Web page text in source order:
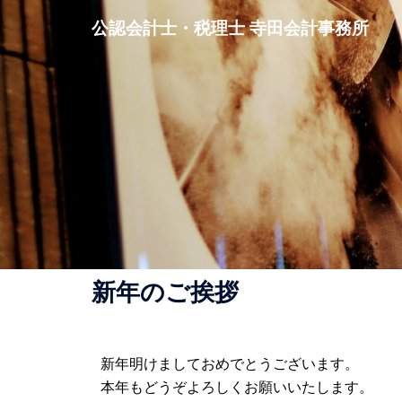
公認会計士・税理士 寺田会計事務所
新年のご挨拶
新年明けましておめでとうございます。
本年もどうぞよろしくお願いいたします。